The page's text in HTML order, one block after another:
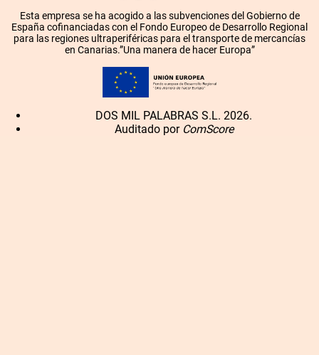
Esta empresa se ha acogido a las subvenciones del Gobierno de
España cofinanciadas con el Fondo Europeo de Desarrollo Regional
para las regiones ultraperiféricas para el transporte de mercancías
en Canarias.”Una manera de hacer Europa”
DOS MIL PALABRAS S.L. 2026.
Auditado por ComScore